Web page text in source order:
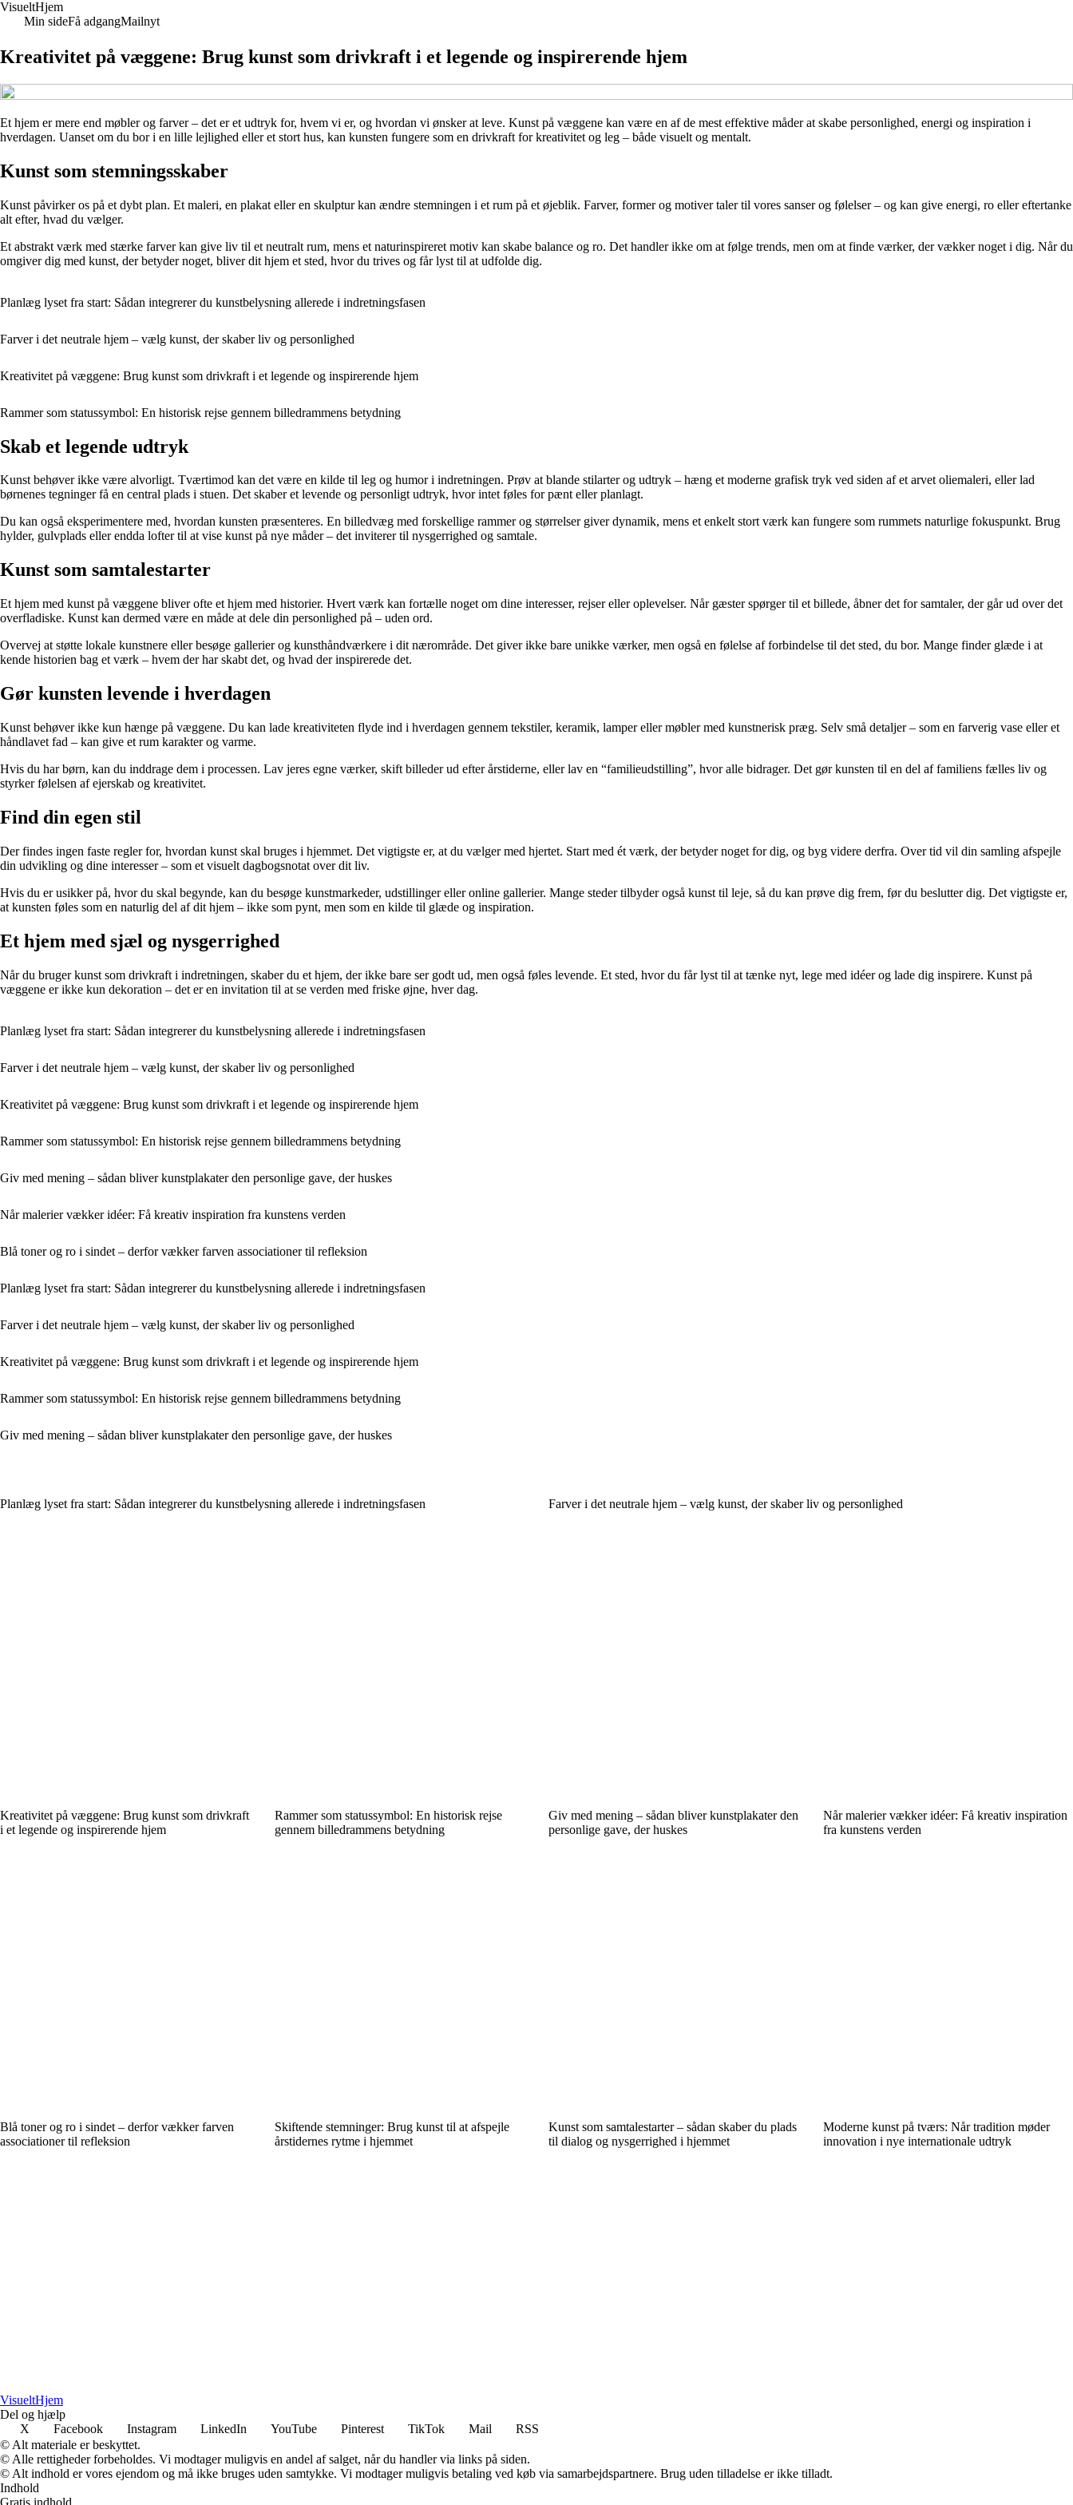
VisueltHjem
Min sideFå adgangMailnyt
Kreativitet på væggene: Brug kunst som drivkraft i et legende og inspirerende hjem
Et hjem er mere end møbler og farver – det er et udtryk for, hvem vi er, og hvordan vi ønsker at leve. Kunst på væggene kan være en af de mest effektive måder at skabe personlighed, energi og inspiration i
hverdagen. Uanset om du bor i en lille lejlighed eller et stort hus, kan kunsten fungere som en drivkraft for kreativitet og leg – både visuelt og mentalt.
Kunst som stemningsskaber
Kunst påvirker os på et dybt plan. Et maleri, en plakat eller en skulptur kan ændre stemningen i et rum på et øjeblik. Farver, former og motiver taler til vores sanser og følelser – og kan give energi, ro eller eftertanke
alt efter, hvad du vælger.
Et abstrakt værk med stærke farver kan give liv til et neutralt rum, mens et naturinspireret motiv kan skabe balance og ro. Det handler ikke om at følge trends, men om at finde værker, der vækker noget i dig. Når du
omgiver dig med kunst, der betyder noget, bliver dit hjem et sted, hvor du trives og får lyst til at udfolde dig.
Planlæg lyset fra start: Sådan integrerer du kunstbelysning allerede i indretningsfasen
Farver i det neutrale hjem – vælg kunst, der skaber liv og personlighed
Kreativitet på væggene: Brug kunst som drivkraft i et legende og inspirerende hjem
Rammer som statussymbol: En historisk rejse gennem billedrammens betydning
Skab et legende udtryk
Kunst behøver ikke være alvorligt. Tværtimod kan det være en kilde til leg og humor i indretningen. Prøv at blande stilarter og udtryk – hæng et moderne grafisk tryk ved siden af et arvet oliemaleri, eller lad
børnenes tegninger få en central plads i stuen. Det skaber et levende og personligt udtryk, hvor intet føles for pænt eller planlagt.
Du kan også eksperimentere med, hvordan kunsten præsenteres. En billedvæg med forskellige rammer og størrelser giver dynamik, mens et enkelt stort værk kan fungere som rummets naturlige fokuspunkt. Brug
hylder, gulvplads eller endda lofter til at vise kunst på nye måder – det inviterer til nysgerrighed og samtale.
Kunst som samtalestarter
Et hjem med kunst på væggene bliver ofte et hjem med historier. Hvert værk kan fortælle noget om dine interesser, rejser eller oplevelser. Når gæster spørger til et billede, åbner det for samtaler, der går ud over det
overfladiske. Kunst kan dermed være en måde at dele din personlighed på – uden ord.
Overvej at støtte lokale kunstnere eller besøge gallerier og kunsthåndværkere i dit nærområde. Det giver ikke bare unikke værker, men også en følelse af forbindelse til det sted, du bor. Mange finder glæde i at
kende historien bag et værk – hvem der har skabt det, og hvad der inspirerede det.
Gør kunsten levende i hverdagen
Kunst behøver ikke kun hænge på væggene. Du kan lade kreativiteten flyde ind i hverdagen gennem tekstiler, keramik, lamper eller møbler med kunstnerisk præg. Selv små detaljer – som en farverig vase eller et
håndlavet fad – kan give et rum karakter og varme.
Hvis du har børn, kan du inddrage dem i processen. Lav jeres egne værker, skift billeder ud efter årstiderne, eller lav en “familieudstilling”, hvor alle bidrager. Det gør kunsten til en del af familiens fælles liv og
styrker følelsen af ejerskab og kreativitet.
Find din egen stil
Der findes ingen faste regler for, hvordan kunst skal bruges i hjemmet. Det vigtigste er, at du vælger med hjertet. Start med ét værk, der betyder noget for dig, og byg videre derfra. Over tid vil din samling afspejle
din udvikling og dine interesser – som et visuelt dagbogsnotat over dit liv.
Hvis du er usikker på, hvor du skal begynde, kan du besøge kunstmarkeder, udstillinger eller online gallerier. Mange steder tilbyder også kunst til leje, så du kan prøve dig frem, før du beslutter dig. Det vigtigste er,
at kunsten føles som en naturlig del af dit hjem – ikke som pynt, men som en kilde til glæde og inspiration.
Et hjem med sjæl og nysgerrighed
Når du bruger kunst som drivkraft i indretningen, skaber du et hjem, der ikke bare ser godt ud, men også føles levende. Et sted, hvor du får lyst til at tænke nyt, lege med idéer og lade dig inspirere. Kunst på
væggene er ikke kun dekoration – det er en invitation til at se verden med friske øjne, hver dag.
Planlæg lyset fra start: Sådan integrerer du kunstbelysning allerede i indretningsfasen
Farver i det neutrale hjem – vælg kunst, der skaber liv og personlighed
Kreativitet på væggene: Brug kunst som drivkraft i et legende og inspirerende hjem
Rammer som statussymbol: En historisk rejse gennem billedrammens betydning
Giv med mening – sådan bliver kunstplakater den personlige gave, der huskes
Når malerier vækker idéer: Få kreativ inspiration fra kunstens verden
Blå toner og ro i sindet – derfor vækker farven associationer til refleksion
Planlæg lyset fra start: Sådan integrerer du kunstbelysning allerede i indretningsfasen
Farver i det neutrale hjem – vælg kunst, der skaber liv og personlighed
Kreativitet på væggene: Brug kunst som drivkraft i et legende og inspirerende hjem
Rammer som statussymbol: En historisk rejse gennem billedrammens betydning
Giv med mening – sådan bliver kunstplakater den personlige gave, der huskes
Planlæg lyset fra start: Sådan integrerer du kunstbelysning allerede i indretningsfasen Farver i det neutrale hjem – vælg kunst, der skaber liv og personlighed
Kreativitet på væggene: Brug kunst som drivkraft
i et legende og inspirerende hjem
Rammer som statussymbol: En historisk rejse
gennem billedrammens betydning
Giv med mening – sådan bliver kunstplakater den
personlige gave, der huskes
Når malerier vækker idéer: Få kreativ inspiration
fra kunstens verden
Blå toner og ro i sindet – derfor vækker farven
associationer til refleksion
Skiftende stemninger: Brug kunst til at afspejle
årstidernes rytme i hjemmet
Kunst som samtalestarter – sådan skaber du plads
til dialog og nysgerrighed i hjemmet
Moderne kunst på tværs: Når tradition møder
innovation i nye internationale udtryk
VisueltHjem
Del og hjælp
X
Facebook Instagram LinkedIn YouTube Pinterest TikTok Mail
RSS
© Alt materiale er beskyttet.
© Alle rettigheder forbeholdes. Vi modtager muligvis en andel af salget, når du handler via links på siden.
© Alt indhold er vores ejendom og må ikke bruges uden samtykke. Vi modtager muligvis betaling ved køb via samarbejdspartnere. Brug uden tilladelse er ikke tilladt.
Indhold
Gratis indhold